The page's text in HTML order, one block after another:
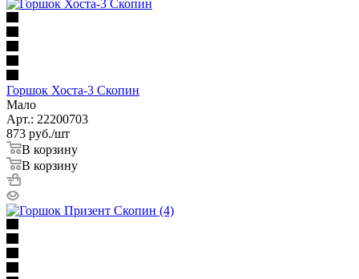
Горшок Хоста-3 Скопин
Мало
Арт.: 22200703
873 руб./шт
В корзину
В корзину